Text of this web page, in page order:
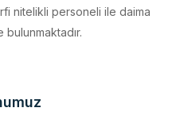
eden hızlı,güvenilir ve